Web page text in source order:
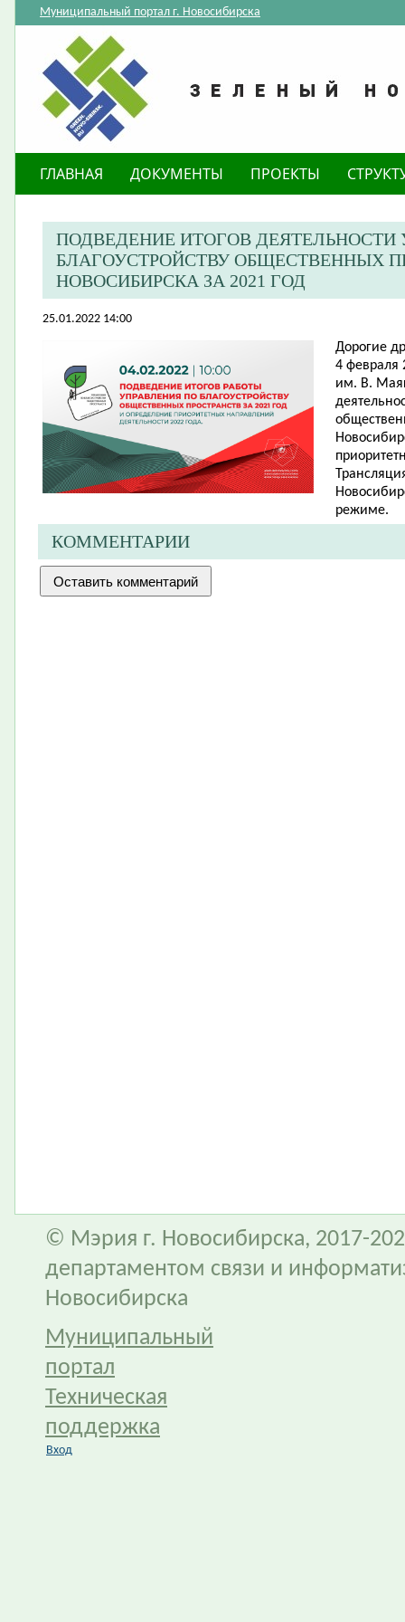
Муниципальный портал г. Новосибирска
ГЛАВНАЯ ДОКУМЕНТЫ ПРОЕКТЫ
ПОДВЕДЕНИЕ ИТОГОВ ДЕЯТЕЛЬНОСТИ
БЛАГОУСТРОЙСТВУ ОБЩЕСТВЕННЫХ
НОВОСИБИРСКА ЗА 2021 ГОД
25.01.2022 14:00
Дорогие
4 февраля
им. В.
режиме.
КОММЕНТАРИИ
© Мэрия г. Новосибирска, 2017-
департаментом связи и
Новосибирска
Муниципальный
портал
Техническая
поддержка
Вход